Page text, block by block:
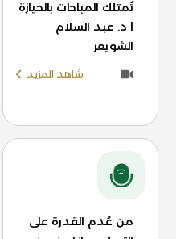
تُمتلك المباحات بالحيازة
| د. عبد السلام
الشويعر
شاهد المزيد
من عُدم القدرة على